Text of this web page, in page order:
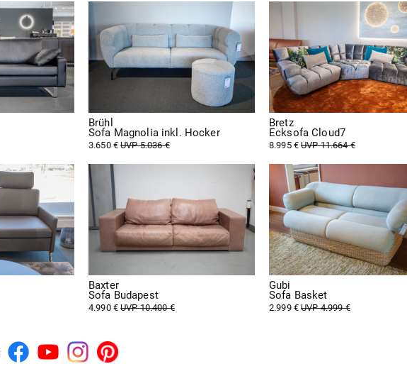
Brühl
Sofa Magnolia inkl. Hocker
3.650 €UVP 5.036 €
Bretz
Ecksofa Cloud7
8.995 €UVP 11.664 €
Baxter
Sofa Budapest
4.990 €UVP 10.400 €
Gubi
Sofa Basket
2.999 €UVP 4.999 €